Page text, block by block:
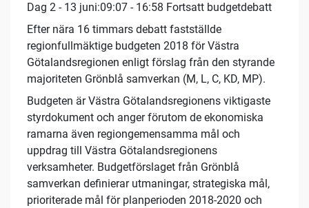
Dag 2 - 13 juni:09:07 - 16:58 Fortsatt budgetdebatt
Efter nära 16 timmars debatt fastställde
regionfullmäktige budgeten 2018 för Västra
Götalandsregionen enligt förslag från den styrande
majoriteten Grönblå samverkan (M, L, C, KD, MP).
Budgeten är Västra Götalandsregionens viktigaste
styrdokument och anger förutom de ekonomiska
ramarna även regiongemensamma mål och
uppdrag till Västra Götalandsregionens
verksamheter. Budgetförslaget från Grönblå
samverkan definierar utmaningar, strategiska mål,
prioriterade mål för planperioden 2018-2020 och